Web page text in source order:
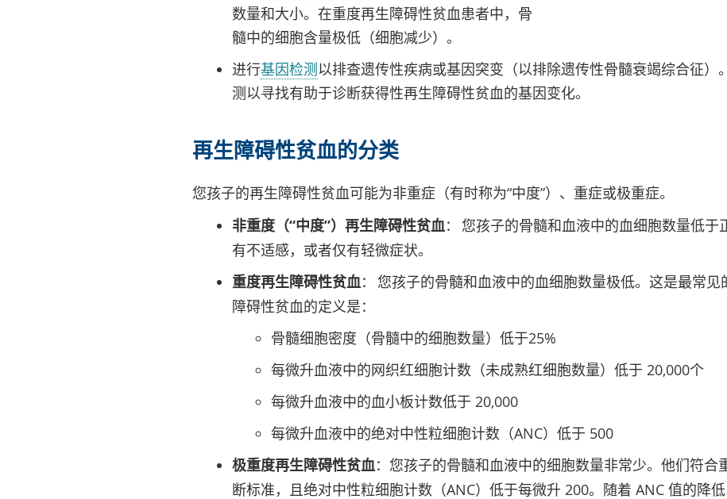
数量和大小。在重度再生障碍性贫血患者中，骨
髓中的细胞含量极低（细胞减少）。
进行基因检测以排查遗传性疾病或基因突变（以排除遗传性骨髓衰竭综合征）
测以寻找有助于诊断获得性再生障碍性贫血的基因变化。
再生障碍性贫血的分类
您孩子的再生障碍性贫血可能为非重症（有时称为“中度”）、重症或极重症。
非重度（“中度”）再生障碍性贫血： 您孩子的骨髓和血液中的血细胞数量低于
有不适感，或者仅有轻微症状。
重度再生障碍性贫血： 您孩子的骨髓和血液中的血细胞数量极低。这是最常
障碍性贫血的定义是：
骨髓细胞密度（骨髓中的细胞数量）低于25%
每微升血液中的网织红细胞计数（未成熟红细胞数量）低于 20,000个
每微升血液中的血小板计数低于 20,000
每微升血液中的绝对中性粒细胞计数（ANC）低于 500
极重度再生障碍性贫血：您孩子的骨髓和血液中的细胞数量非常少。他们符合
断标准，且绝对中性粒细胞计数（ANC）低于每微升 200。随着 ANC 值的降低